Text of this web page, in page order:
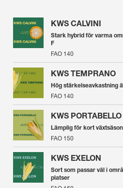
KWS CALVINI
Stark hybrid för varma
F
FAO 140
KWS TEMPRANO
Hög stärkelseavkastning
FAO 140
KWS PORTABELLO
Lämplig för kort
FAO 150
KWS EXELON
Sort som passar väl i
platser